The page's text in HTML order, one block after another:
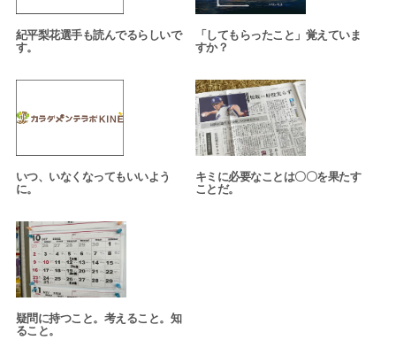
紀平梨花選手も読んでるらしいで
す。
「してもらったこと」覚えていま
すか？
いつ、いなくなってもいいよう
に。
キミに必要なことは〇〇を果たす
ことだ。
疑問に持つこと。考えること。知
ること。